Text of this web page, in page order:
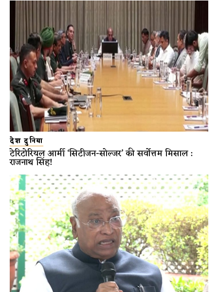
देश दुनिया
टेरिटोरियल आर्मी ‘सिटीजन-सोल्जर’ की सर्वोत्तम मिसाल :
राजनाथ सिंह!